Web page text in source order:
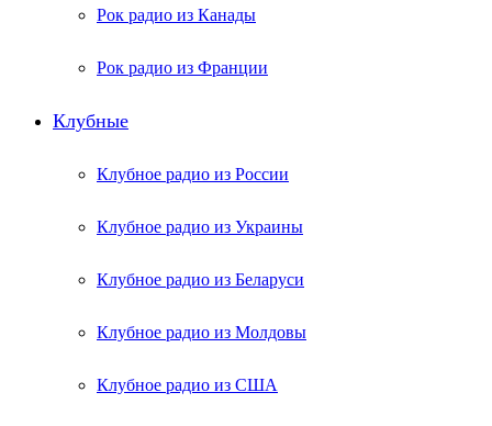
Рок радио из Канады
Рок радио из Франции
Клубные
Клубное радио из России
Клубное радио из Украины
Клубное радио из Беларуси
Клубное радио из Молдовы
Клубное радио из США